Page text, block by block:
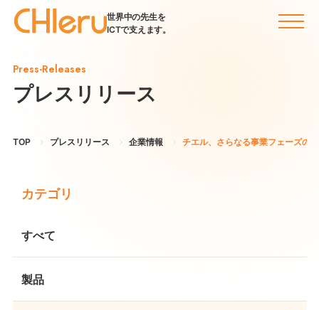
世界中の先生を
ICTで支えます。
Press-Releases
プレスリリース
TOP プレスリリース 企業情報 チエル、さらなる事業フェーズの
カテゴリ
すべて
製品